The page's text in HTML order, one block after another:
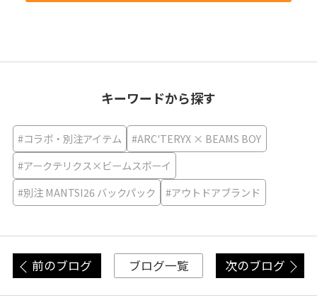
キーワードから探す
#コラボ・別注アイテム
#ARC'TERYX × BEAMS BOY
#アークテリクス×ビームスボーイ
#別注 MANTSI26 バックパック
#アウトドアブランド
前のブログ ブログ一覧 次のブログ